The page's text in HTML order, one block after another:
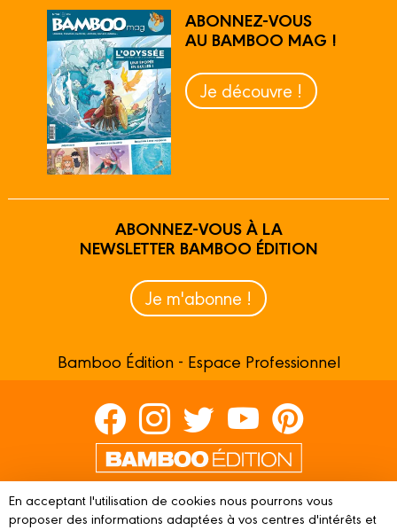
ABONNEZ-VOUS
AU BAMBOO MAG !
Je découvre !
ABONNEZ-VOUS À LA
NEWSLETTER BAMBOO ÉDITION
Je m'abonne !
Bamboo Édition - Espace Professionnel
Contactez-nous
Devenir partenaire
En acceptant l'utilisation de cookies nous pourrons vous
proposer des informations adaptées à vos centres d'intérêts et